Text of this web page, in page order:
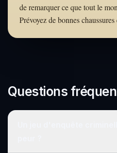
de remarquer ce que tout le
Prévoyez de bonnes
Questions